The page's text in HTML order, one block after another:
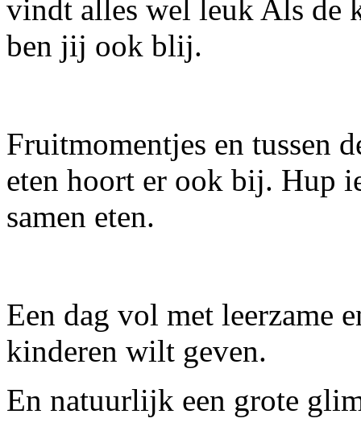
vindt alles wel leuk Als de
ben jij ook blij.
Fruitmomentjes en tussen
eten hoort er ook bij. Hup
samen eten.
Een dag vol met leerzame
kinderen wilt geven.
En natuurlijk een grote